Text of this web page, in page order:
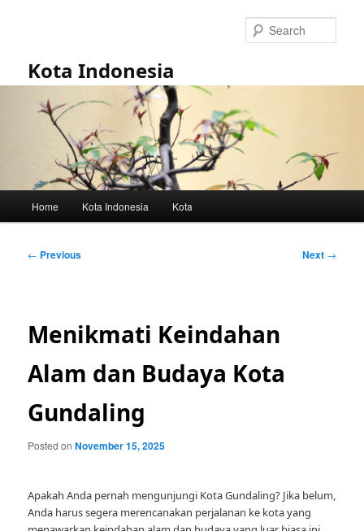
Kota Indonesia
Home Kota Indonesia Kota
Post
← Previous Next →
Menikmati Keindahan
Alam dan Budaya Kota
Gundaling
Posted onNovember 15, 2025
Apakah Anda pernah mengunjungi Kota Gundaling? Jika belum,
Anda harus segera merencanakan perjalanan ke kota yang